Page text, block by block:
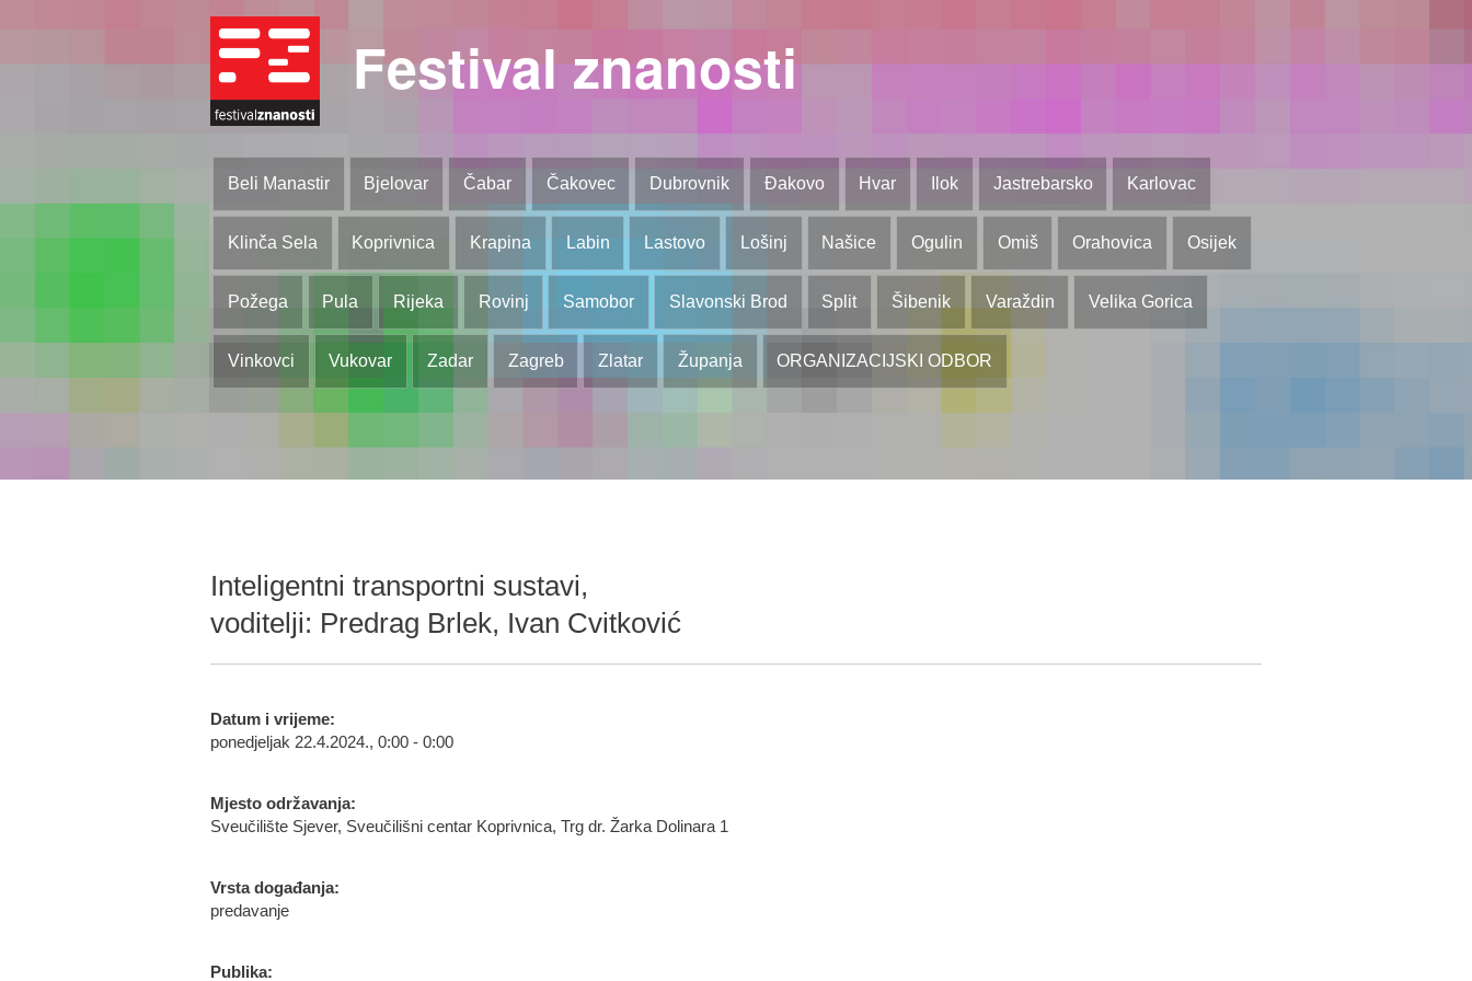
Festival znanosti
Beli Manastir Bjelovar Čabar Čakovec Dubrovnik Đakovo Hvar Ilok Jastrebarsko Karlovac
Klinča Sela Koprivnica Krapina Labin Lastovo Lošinj Našice Ogulin Omiš Orahovica Osijek
Požega Pula Rijeka Rovinj Samobor Slavonski Brod Split Šibenik Varaždin Velika Gorica
Vinkovci Vukovar Zadar Zagreb Zlatar Županja ORGANIZACIJSKI ODBOR
Inteligentni transportni sustavi,
voditelji: Predrag Brlek, Ivan Cvitković
Datum i vrijeme:
ponedjeljak 22.4.2024., 0:00 - 0:00
Mjesto održavanja:
Sveučilište Sjever, Sveučilišni centar Koprivnica, Trg dr. Žarka Dolinara 1
Vrsta događanja:
predavanje
Publika: